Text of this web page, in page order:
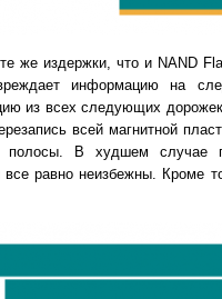
же издержки, что и NAND
информацию на
из всех следующих
всей магнитной
полосы. В худшем случае
все равно неизбежны. Кроме